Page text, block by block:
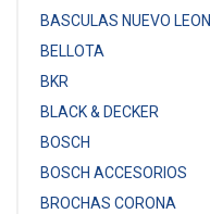
BASCULAS NUEVO LEON
BELLOTA
BKR
BLACK & DECKER
BOSCH
BOSCH ACCESORIOS
BROCHAS CORONA